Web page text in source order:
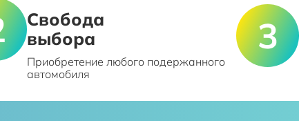
Свобода
выбора
Приобретение любого подержанного
автомобиля